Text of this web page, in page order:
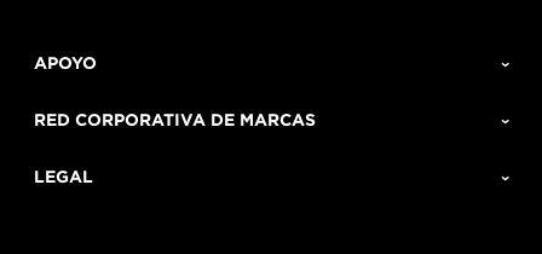
APOYO
RED CORPORATIVA DE MARCAS
LEGAL